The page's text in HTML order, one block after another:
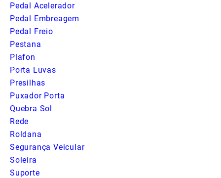
Pedal Acelerador
Pedal Embreagem
Pedal Freio
Pestana
Plafon
Porta Luvas
Presilhas
Puxador Porta
Quebra Sol
Rede
Roldana
Segurança Veicular
Soleira
Suporte